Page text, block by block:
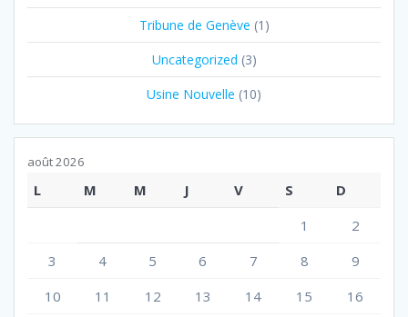
Tribune de Genève (1)
Uncategorized (3)
Usine Nouvelle (10)
août 2026
L M M J V S
D
1
2
3
4 5 6 7 8
9
10
11 12 13 14 15
16